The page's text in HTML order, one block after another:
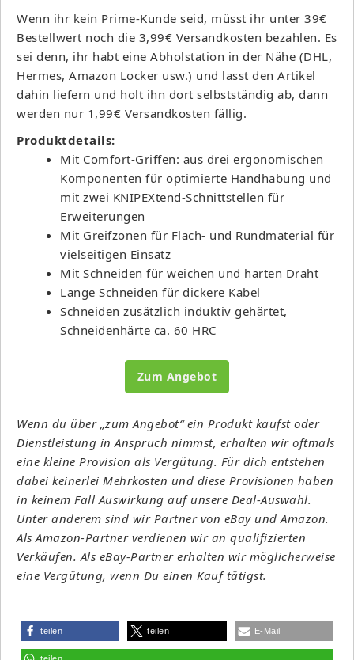
Wenn ihr kein Prime-Kunde seid, müsst ihr unter 39€
Bestellwert noch die 3,99€ Versandkosten bezahlen. Es
sei denn, ihr habt eine Abholstation in der Nähe (DHL,
Hermes, Amazon Locker usw.) und lasst den Artikel
dahin liefern und holt ihn dort selbstständig ab, dann
werden nur 1,99€ Versandkosten fällig.
Produktdetails:
Mit Comfort-Griffen: aus drei ergonomischen
Komponenten für optimierte Handhabung und
mit zwei KNIPEXtend-Schnittstellen für
Erweiterungen
Mit Greifzonen für Flach- und Rundmaterial für
vielseitigen Einsatz
Mit Schneiden für weichen und harten Draht
Lange Schneiden für dickere Kabel
Schneiden zusätzlich induktiv gehärtet,
Schneidenhärte ca. 60 HRC
Zum Angebot
Wenn du über „zum Angebot“ ein Produkt kaufst oder
Dienstleistung in Anspruch nimmst, erhalten wir oftmals
eine kleine Provision als Vergütung. Für dich entstehen
dabei keinerlei Mehrkosten und diese Provisionen haben
in keinem Fall Auswirkung auf unsere Deal-Auswahl.
Unter anderem sind wir Partner von eBay und Amazon.
Als Amazon-Partner verdienen wir an qualifizierten
Verkäufen. Als eBay-Partner erhalten wir möglicherweise
eine Vergütung, wenn Du einen Kauf tätigst.
teilen teilen E-Mail